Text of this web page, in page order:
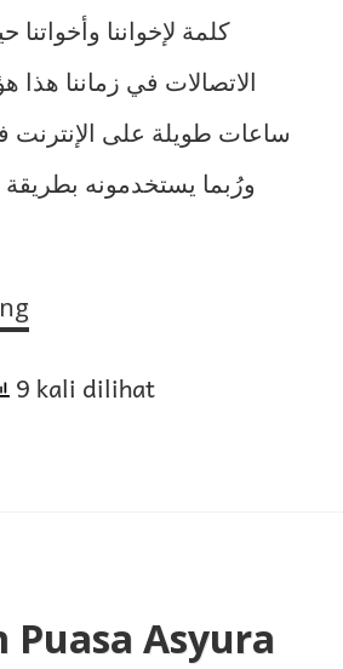
كلمة لإخواننا
الاتصالات في زماننا هذا
ساعات طويلة على الإنترنت
ورُبما يستخدمونه
Menggunakan
9 kali dilihat
Puasa Asyura